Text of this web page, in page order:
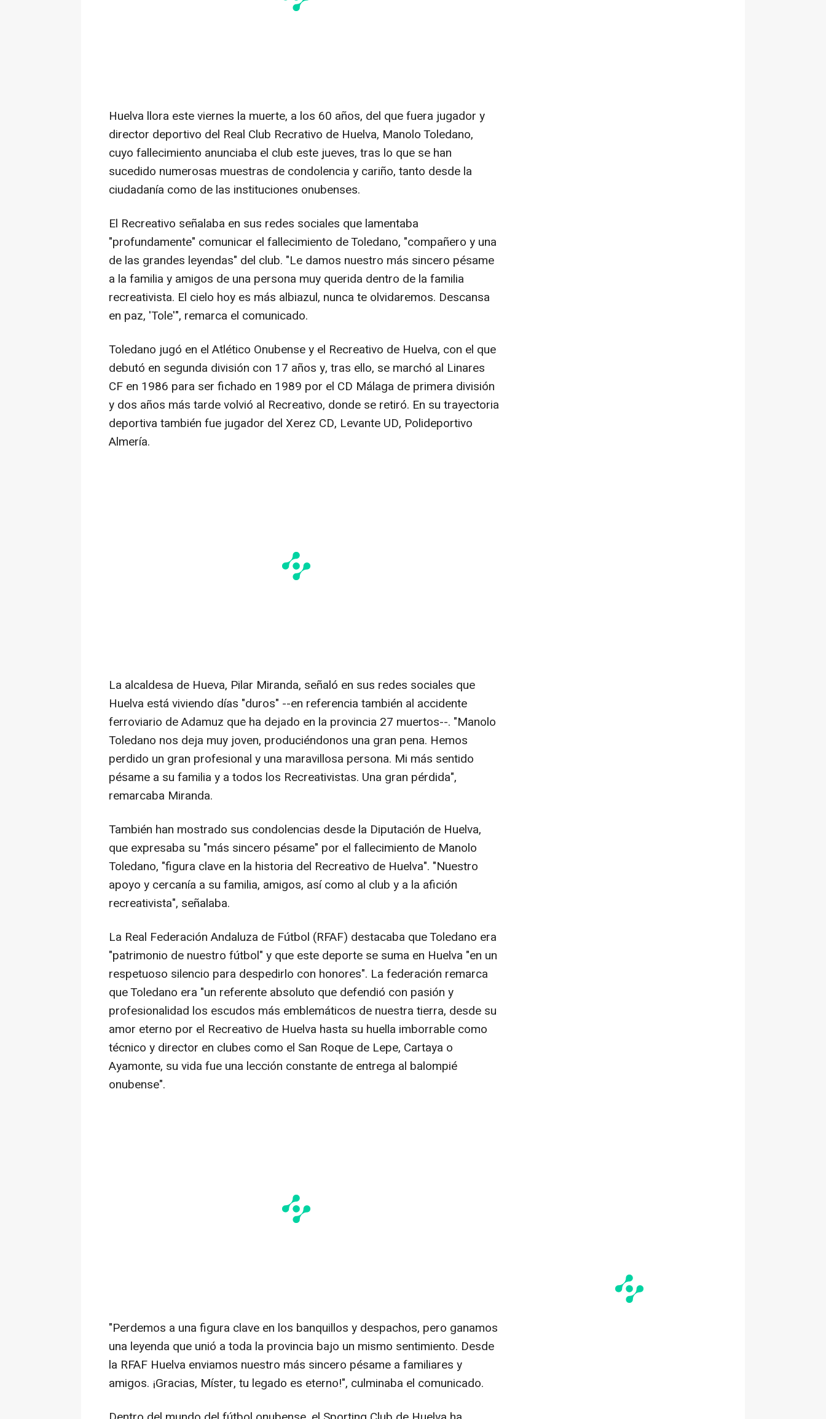
Huelva llora este viernes la muerte, a los 60 años, del que fuera jugador y
director deportivo del Real Club Recrativo de Huelva, Manolo Toledano,
cuyo fallecimiento anunciaba el club este jueves, tras lo que se han
sucedido numerosas muestras de condolencia y cariño, tanto desde la
ciudadanía como de las instituciones onubenses.
El Recreativo señalaba en sus redes sociales que lamentaba
"profundamente" comunicar el fallecimiento de Toledano, "compañero y una
de las grandes leyendas" del club. "Le damos nuestro más sincero pésame
a la familia y amigos de una persona muy querida dentro de la familia
recreativista. El cielo hoy es más albiazul, nunca te olvidaremos. Descansa
en paz, 'Tole'", remarca el comunicado.
Toledano jugó en el Atlético Onubense y el Recreativo de Huelva, con el que
debutó en segunda división con 17 años y, tras ello, se marchó al Linares
CF en 1986 para ser fichado en 1989 por el CD Málaga de primera división
y dos años más tarde volvió al Recreativo, donde se retiró. En su trayectoria
deportiva también fue jugador del Xerez CD, Levante UD, Polideportivo
Almería.
La alcaldesa de Hueva, Pilar Miranda, señaló en sus redes sociales que
Huelva está viviendo días "duros" --en referencia también al accidente
ferroviario de Adamuz que ha dejado en la provincia 27 muertos--. "Manolo
Toledano nos deja muy joven, produciéndonos una gran pena. Hemos
perdido un gran profesional y una maravillosa persona. Mi más sentido
pésame a su familia y a todos los Recreativistas. Una gran pérdida",
remarcaba Miranda.
También han mostrado sus condolencias desde la Diputación de Huelva,
que expresaba su "más sincero pésame" por el fallecimiento de Manolo
Toledano, "figura clave en la historia del Recreativo de Huelva". "Nuestro
apoyo y cercanía a su familia, amigos, así como al club y a la afición
recreativista", señalaba.
La Real Federación Andaluza de Fútbol (RFAF) destacaba que Toledano era
"patrimonio de nuestro fútbol" y que este deporte se suma en Huelva "en un
respetuoso silencio para despedirlo con honores". La federación remarca
que Toledano era "un referente absoluto que defendió con pasión y
profesionalidad los escudos más emblemáticos de nuestra tierra, desde su
amor eterno por el Recreativo de Huelva hasta su huella imborrable como
técnico y director en clubes como el San Roque de Lepe, Cartaya o
Ayamonte, su vida fue una lección constante de entrega al balompié
onubense".
"Perdemos a una figura clave en los banquillos y despachos, pero ganamos
una leyenda que unió a toda la provincia bajo un mismo sentimiento. Desde
la RFAF Huelva enviamos nuestro más sincero pésame a familiares y
amigos. ¡Gracias, Míster, tu legado es eterno!", culminaba el comunicado.